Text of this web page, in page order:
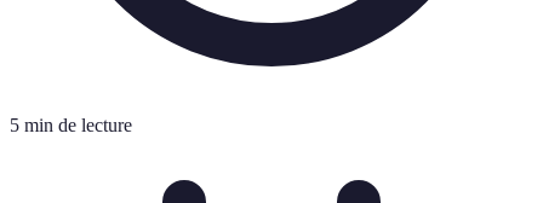
5 min de lecture